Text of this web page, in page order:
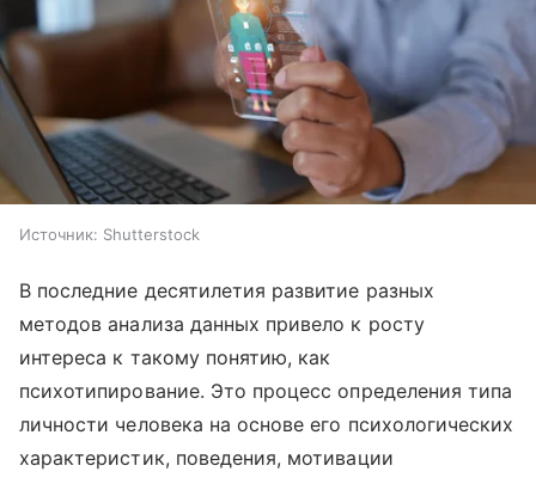
Источник: Shutterstock
В последние десятилетия развитие разных
методов анализа данных привело к росту
интереса к такому понятию, как
психотипирование. Это процесс определения типа
личности человека на основе его психологических
характеристик, поведения, мотивации